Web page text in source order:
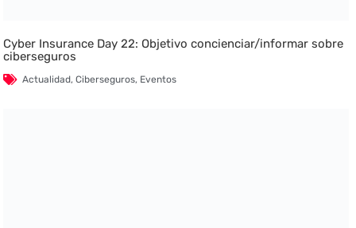
Cyber Insurance Day 22: Objetivo concienciar/informar sobre
ciberseguros
Actualidad,Ciberseguros, Eventos